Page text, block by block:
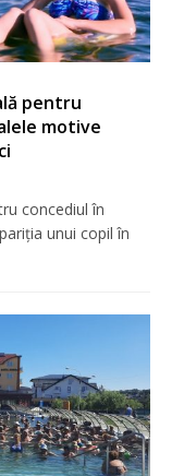
pentru
motive
concediul în
unui copil în